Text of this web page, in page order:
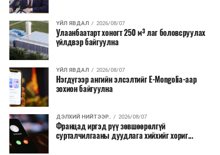
байгууламжаас гардаг лагийг байгаль орчинд аюулгүй
аргаар боловсруулж, эзлэхүүнийг эрс бууруулах
зориулалттай. Лагийг өндөр температурт шатааснаар
эзлэхүүн нь 90 хүртэл хувиар буурч, бактери, вирус
болон бусад өвчин үүсгэгч бичил биетнийг устгах
боломжтой.
Түүнчлэн шаталтын явцад үүсэх дулааныг цахилгаан
болон дулааны эрчим хүч үйлдвэрлэхэд ашиглаж
болдог. Зарим технологийн хувьд шаталтын дараа
үлдэх үнснээс фосфор зэрэг ашигт эрдсийг сэргээн
авах боломжтой аж.
ҮЙЛ ЯВДАЛ 2026/08/07
Улаанбаатарт хоногт 250 м³ лаг боловсруулах
үйлдвэр байгуулна
ҮЙЛ ЯВДАЛ 2026/08/07
Нэгдүгээр ангийн элсэлтийг E-Mongolia-аар
зохион байгуулна
ДЭЛХИЙ НИЙТЭЭР.. 2026/08/07
Францад иргэд рүү зөвшөөрөлгүй
сурталчилгааны дуудлага хийхийг хориг...